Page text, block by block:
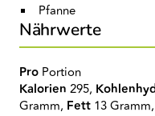
Pfanne
Nährwerte
Pro Portion
Kalorien 295,
Gramm, Fett 13 Gramm,